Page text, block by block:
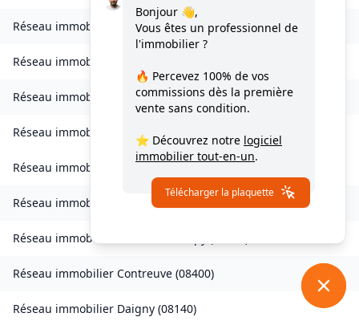
Réseau immobilier Chalandry-Elaire (08160)
Réseau immobilier
Réseau immobilier Chatel-Chéhéry( 08250)
Réseau immobilier Bairon et ses environs 08390
Réseau immobilier
Réseau immobilier (
Réseau immobilier
Réseau immobilier Contreuve (08400)
Réseau immobilier Daigny (08140)
Bonjour 👋,
Vous êtes un professionnel de
l'immobilier ?
🔥 Percevez 100% de vos
commissions dès la première
vente sans condition.
⭐ Découvrez notre logiciel
immobilier tout-en-un.
Télécharger la plaquette